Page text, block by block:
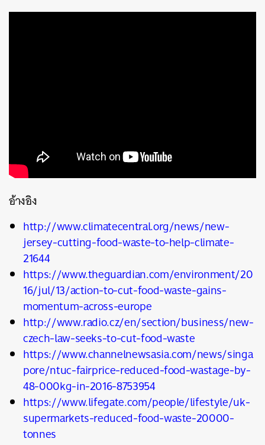
อ้างอิง
http://www.climatecentral.org/news/new-
jersey-cutting-food-waste-to-help-climate-
21644
https://www.theguardian.com/environment/20
16/jul/13/action-to-cut-food-waste-gains-
momentum-across-europe
http://www.radio.cz/en/section/business/new-
czech-law-seeks-to-cut-food-waste
https://www.channelnewsasia.com/news/singa
pore/ntuc-fairprice-reduced-food-wastage-by-
48-000kg-in-2016-8753954
https://www.lifegate.com/people/lifestyle/uk-
supermarkets-reduced-food-waste-20000-
tonnes